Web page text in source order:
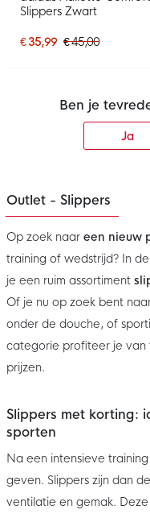
Slippers Zwart
€ 35,99 € 45,00
Ben je
Ja
Outlet - Slippers
Op zoek naar een nieuw
training of wedstrijd? In
je een ruim assortiment
Of je nu op zoek bent
onder de douche, of
categorie profiteer je van
prijzen.
Slippers met korting:
sporten
Na een intensieve
geven. Slippers zijn dan
ventilatie en gemak.